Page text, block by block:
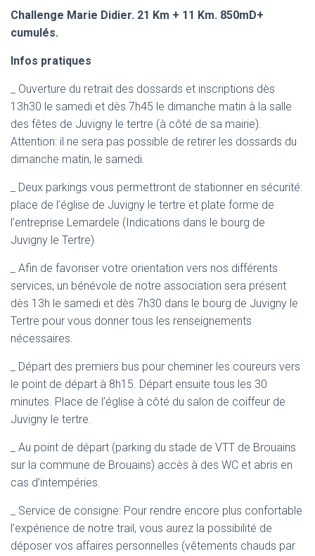
Challenge Marie Didier. 21 Km + 11 Km. 850mD+
cumulés.
Infos pratiques
_ Ouverture du retrait des dossards et inscriptions dès
13h30 le samedi et dès 7h45 le dimanche matin à la salle
des fêtes de Juvigny le tertre (à côté de sa mairie).
Attention: il ne sera pas possible de retirer les dossards du
dimanche matin, le samedi.
_ Deux parkings vous permettront de stationner en sécurité:
place de l’église de Juvigny le tertre et plate forme de
l’entreprise Lemardele (Indications dans le bourg de
Juvigny le Tertre)
_ Afin de favoriser votre orientation vers nos différents
services, un bénévole de notre association sera présent
dès 13h le samedi et dès 7h30 dans le bourg de Juvigny le
Tertre pour vous donner tous les renseignements
nécessaires.
_ Départ des premiers bus pour cheminer les coureurs vers
le point de départ à 8h15. Départ ensuite tous les 30
minutes. Place de l’église à côté du salon de coiffeur de
Juvigny le tertre.
_ Au point de départ (parking du stade de VTT de Brouains
sur la commune de Brouains) accès à des WC et abris en
cas d’intempéries.
_ Service de consigne: Pour rendre encore plus confortable
l’expérience de notre trail, vous aurez la possibilité de
déposer vos affaires personnelles (vêtements chauds par